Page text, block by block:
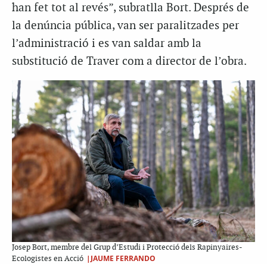
han fet tot al revés”, subratlla Bort. Després de
la denúncia pública, van ser paralitzades per
l’administració i es van saldar amb la
substitució de Traver com a director de l’obra.
Josep Bort, membre del Grup d’Estudi i Protecció dels Rapinyaires-
Ecologistes en Acció |JAUME FERRANDO